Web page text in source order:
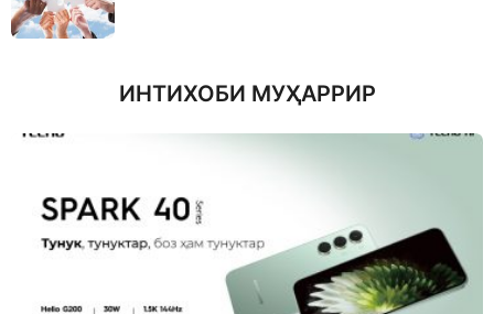
ИНТИХОБИ МУҲАРРИР